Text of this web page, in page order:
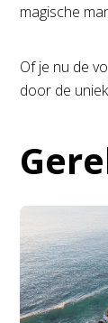
magische
Of je nu de
door de